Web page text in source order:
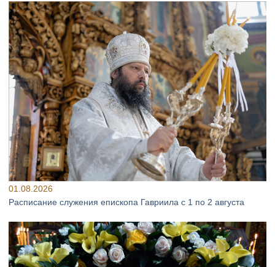
01.08.2026
Расписание служения епископа Гавриила с 1 по 2 августа